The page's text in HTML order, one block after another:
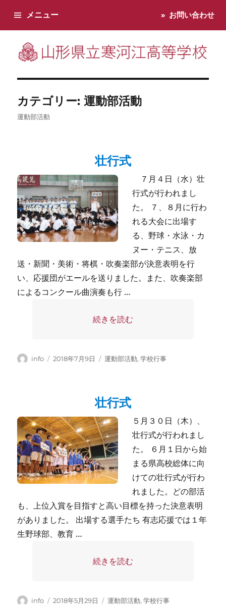
寒河江高校です。学校からのお知らせ、学校生活などお知らせし
メニュー お問い合わせ
カテゴリー:運動部活動
運動部活動
壮行式
７月４日（水）壮
行式が行われまし
た。 ７、８月に行わ
れる大会に出場す
る、野球・水泳・カ
ヌー・テニス、放
送・新聞・美術・将棋・吹奏楽部が決意表明を行
い、応援団がエールを送りました。また、吹奏楽部
によるコンクール曲演奏も行 …
“壮行式” の
続きを読む
投
info
投
2018年7月9日
カ
ー
運動部活動,学校行事
壮行式
５月３０日（木）、
壮行式が行われまし
た。 ６月１日から始
まる県高校総体に向
けての壮行式が行わ
れました。どの部活
も、上位入賞を目指すと高い目標を持った決意表明
がありました。 出場する選手たち 有志応援では１年
生野球部、教育 …
“壮行式” の
続きを読む
投
info
投
2018年5月29日
カ
運動部活動,学校行事